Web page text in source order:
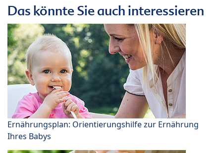
Das könnte Sie auch interessieren
Ernährungsplan: Orientierungshilfe zur Ernährung
Ihres Babys